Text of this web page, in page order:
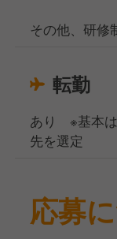
その他、研修
転勤
あり ※基本は
先を選定
応募